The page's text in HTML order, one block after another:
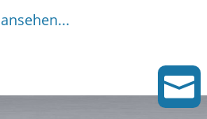
ansehen...
